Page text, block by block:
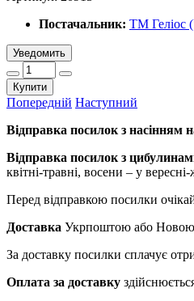
Постачальник: ТМ Геліос
Уведомить
Купити
Попередній Наступний
Відправка посилок з насінням
Відправка посилок з
квітні-травні, восени – у вересні-
Перед відправкою посилки
Доставка Укрпоштою або
За доставку посилки сплачує
Оплата за доставку